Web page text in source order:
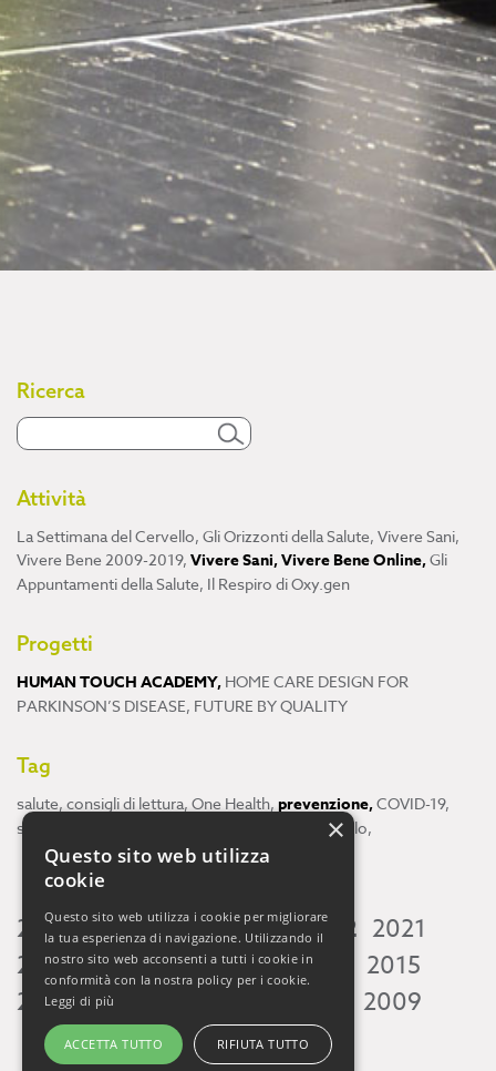
Ricerca
Attività
La Settimana del Cervello, Gli Orizzonti della Salute, Vivere Sani,
Vivere Bene 2009-2019, Vivere Sani, Vivere Bene Online,Gli
Appuntamenti della Salute, Il Respiro di Oxy.gen
Progetti
HUMAN TOUCH ACADEMY, HOME CARE DESIGN FOR
PARKINSON’S DISEASE, FUTURE BY QUALITY
Tag
salute, consigli di lettura, One Health, prevenzione,COVID-19,
scienza
cervello,
2026 2025 2024 2023 2022 2021
2020 2019 2018 2017 2016
2015
2014 2013 2009
×
Questo sito web utilizza
cookie
Questo sito web utilizza i cookie per migliorare
la tua esperienza di navigazione. Utilizzando il
nostro sito web acconsenti a tutti i cookie in
conformità con la nostra policy per i cookie.
Leggi di più
ACCETTA TUTTO RIFIUTA TUTTO